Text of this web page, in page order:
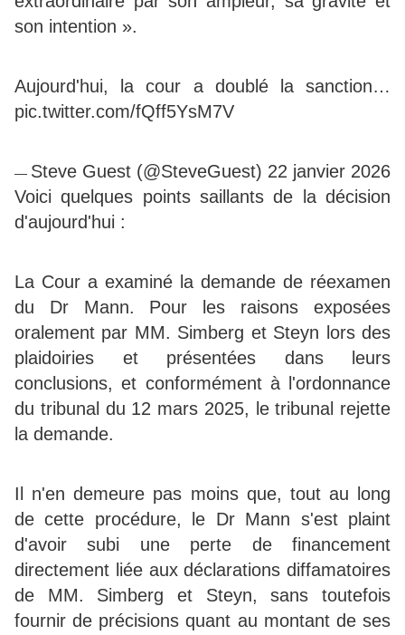
son intention ».
Aujourd'hui, la cour a doublé la sanction…
pic.twitter.com/fQff5YsM7V
— Steve Guest (@SteveGuest) 22 janvier 2026
Voici quelques points saillants de la décision
d'aujourd'hui :
La Cour a examiné la demande de réexamen
du Dr Mann. Pour les raisons exposées
oralement par MM. Simberg et Steyn lors des
plaidoiries et présentées dans leurs
conclusions, et conformément à l'ordonnance
du tribunal du 12 mars 2025, le tribunal rejette
la demande.
Il n'en demeure pas moins que, tout au long
de cette procédure, le Dr Mann s'est plaint
d'avoir subi une perte de financement
directement liée aux déclarations diffamatoires
de MM. Simberg et Steyn, sans toutefois
fournir de précisions quant au montant de ses